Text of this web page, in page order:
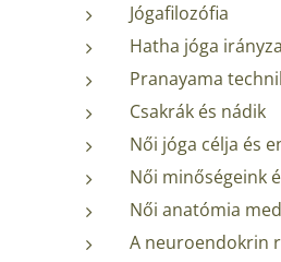
Jógafilozófia
Hatha jóga
Pranayama
Csakrák és nádik
Női jóga célja és
Női minőségeink
Női anatómia
A neuroendokrin